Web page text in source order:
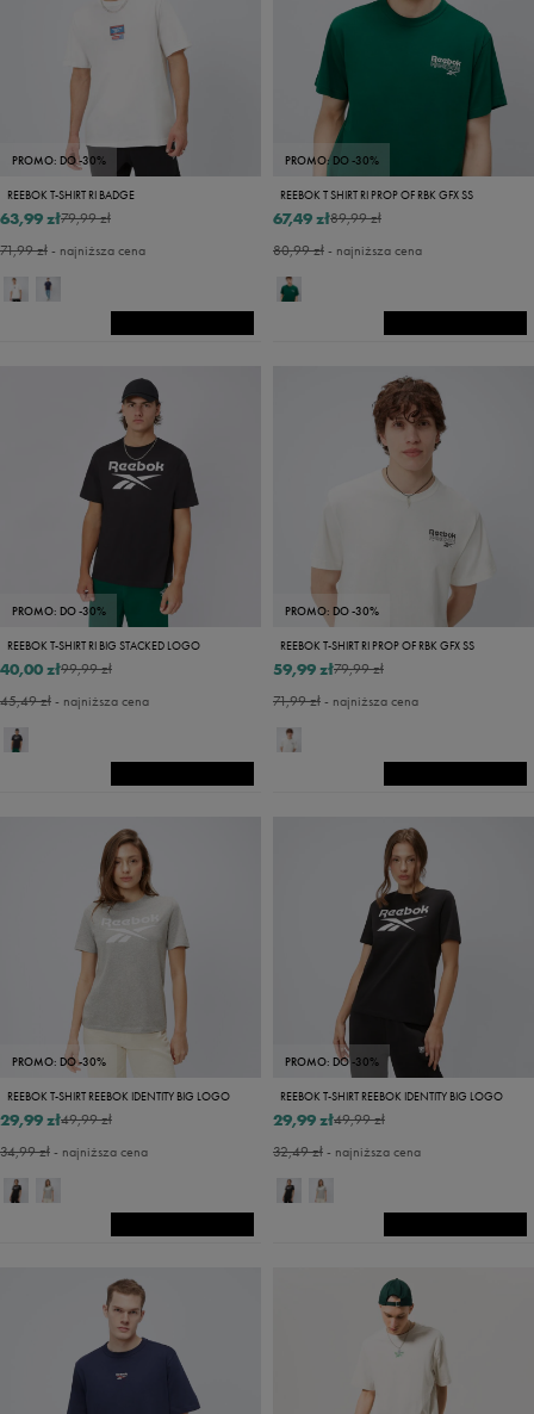
PROMO: DO -30%
REEBOK T-SHIRT RI BADGE
79,99 zł
63,99 zł
71,99 zł- najniższa cena
PROMO: DO -30%
REEBOK T SHIRT RI PROP OF RBK GFX SS
89,99 zł
67,49 zł
80,99 zł- najniższa cena
PROMO: DO -30%
REEBOK T-SHIRT RI BIG STACKED LOGO
99,99 zł
40,00 zł
45,49 zł- najniższa cena
PROMO: DO -30%
REEBOK T-SHIRT RI PROP OF RBK GFX SS
79,99 zł
59,99 zł
71,99 zł- najniższa cena
PROMO: DO -30%
REEBOK T-SHIRT REEBOK IDENTITY BIG LOGO
49,99 zł
29,99 zł
34,99 zł- najniższa cena
PROMO: DO -30%
REEBOK T-SHIRT REEBOK IDENTITY BIG LOGO
49,99 zł
29,99 zł
32,49 zł- najniższa cena